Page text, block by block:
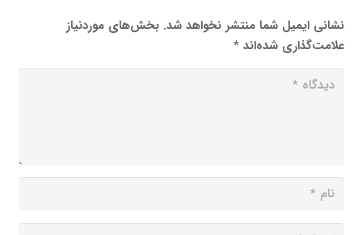
نشانی ایمیل شما منتشر نخواهد شد. بخش‌های موردنیاز
علامت‌گذاری شده‌اند*